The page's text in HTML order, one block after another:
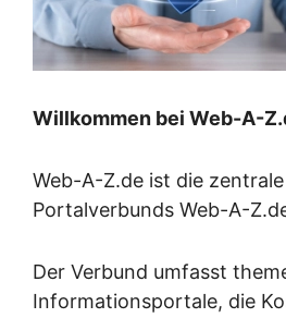
Willkommen bei Web-A-
Web-A-Z.de ist die
Portalverbunds Web-A-
Der Verbund umfasst
Informationsportale, die